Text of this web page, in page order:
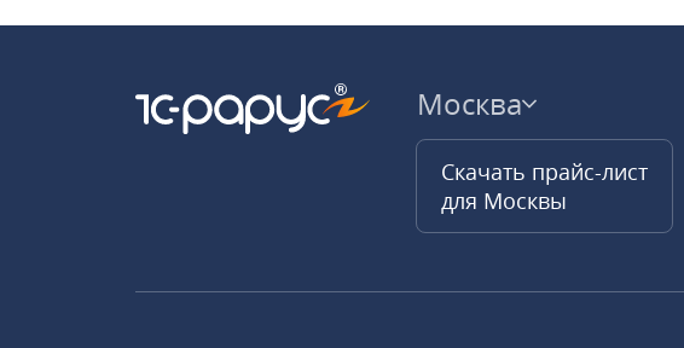
Москва
Скачать прайс-лист
для Москвы